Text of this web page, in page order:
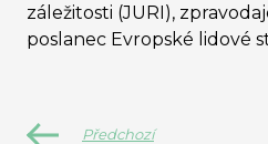
záležitosti (JURI),
poslanec Evropské lidové
Předchozí